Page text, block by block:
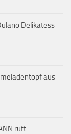
Delikatess
aus
ruft